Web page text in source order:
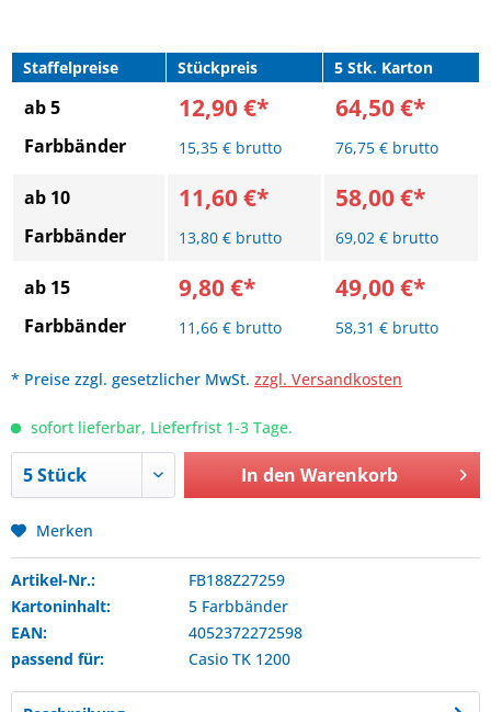
Staffelpreise Stückpreis 5 Stk. Karton
ab 5
Farbbänder
12,90 €*
15,35 € brutto
64,50 €*
76,75 € brutto
ab 10
Farbbänder
11,60 €*
13,80 € brutto
58,00 €*
69,02 € brutto
ab 15
Farbbänder
9,80 €*
11,66 € brutto
49,00 €*
58,31 € brutto
* Preise zzgl. gesetzlicher MwSt. zzgl. Versandkosten
sofort lieferbar, Lieferfrist 1-3 Tage.
In den Warenkorb
Merken
Artikel-Nr.:
FB188Z27259
Kartoninhalt:
5 Farbbänder
EAN:
4052372272598
passend für:
Casio TK 1200